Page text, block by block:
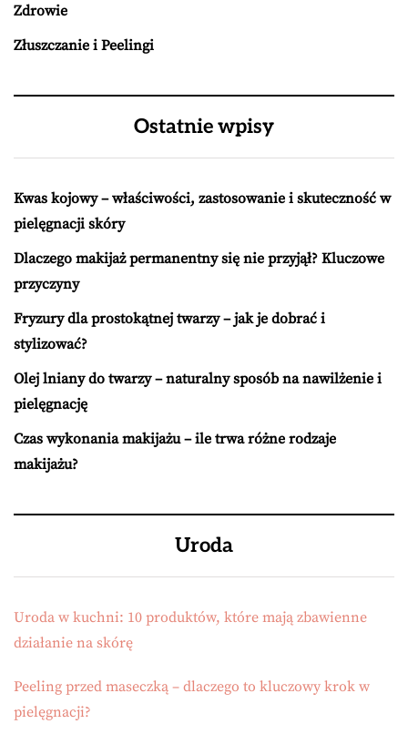
Zdrowie
Złuszczanie i Peelingi
Ostatnie wpisy
Kwas kojowy – właściwości, zastosowanie i skuteczność w
pielęgnacji skóry
Dlaczego makijaż permanentny się nie przyjął? Kluczowe
przyczyny
Fryzury dla prostokątnej twarzy – jak je dobrać i
stylizować?
Olej lniany do twarzy – naturalny sposób na nawilżenie i
pielęgnację
Czas wykonania makijażu – ile trwa różne rodzaje
makijażu?
Uroda
Uroda w kuchni: 10 produktów, które mają zbawienne
działanie na skórę
Peeling przed maseczką – dlaczego to kluczowy krok w
pielęgnacji?